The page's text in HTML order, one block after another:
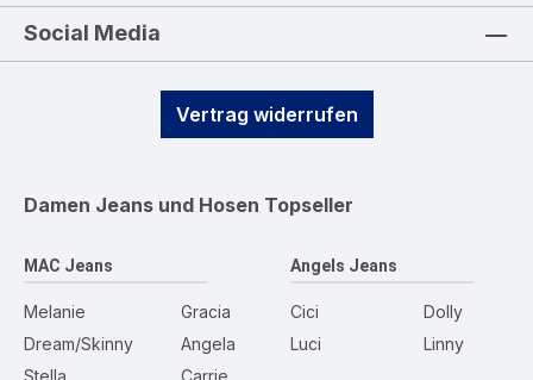
Social Media
Vertrag widerrufen
Damen Jeans und Hosen Topseller
MAC Jeans
Melanie
Dream/Skinny
Stella
Gracia
Angela
Carrie
Angels Jeans
Cici
Luci
Dolly
Linny